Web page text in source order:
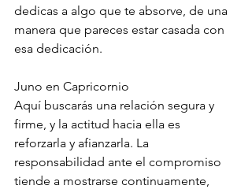
dedicas a algo que te absorve, de una
manera que pareces estar casada con
esa dedicación.
Juno en Capricornio
Aquí buscarás una relación segura y
firme, y la actitud hacia ella es
reforzarla y afianzarla. La
responsabilidad ante el compromiso
tiende a mostrarse continuamente,